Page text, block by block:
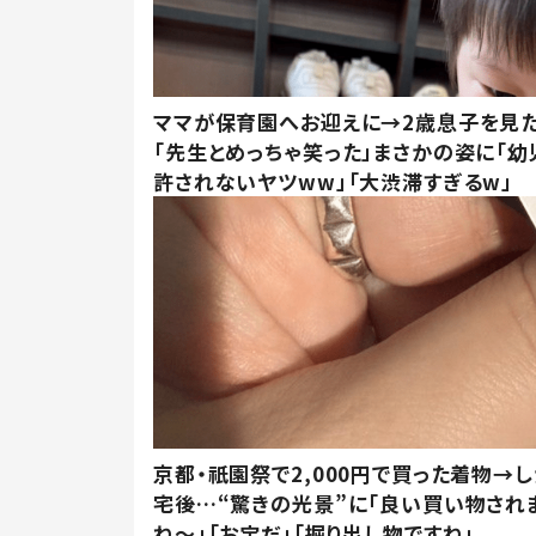
ママが保育園へお迎えに→2歳息子を
「先生とめっちゃ笑った」まさかの姿に「
許されないヤツww」「大渋滞すぎるw」
京都・祇園祭で2,000円で買った着物→
宅後…“驚きの光景”に「良い買い物され